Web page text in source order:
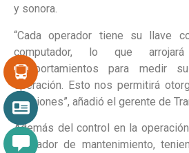
y sonora.
“Cada operador tiene su llave
computador, lo que
comportamientos para medir
operación. Esto nos permitirá
sanciones”, añadió el gerente de
Además del control en la
indicador de mantenimiento,